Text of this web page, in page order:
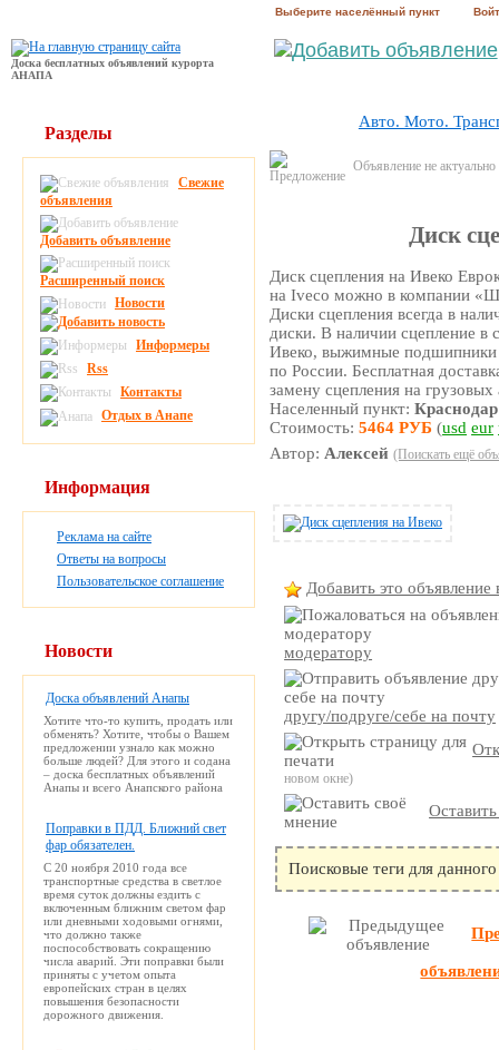
Выберите населённый пункт
Доска бесплатных объявлений курорта
АНАПА
Авто. Мото.
Объявление не
Диск
Диск сцепления на Ивеко
на Iveco можно в компании
Диски сцепления всегда в
диски. В наличии сцепление в
Ивеко, выжимные подшипники
по России. Бесплатная
замену сцепления на
Населенный пункт:Краснодар
Стоимость:5464 РУБ (usd eur
Автор: Алексей (Поискать ещё
Добавить это объявление
модератору
другу/подруге/себе на почту
новом окне)
Поисковые теги для
Разделы
Свежие
объявления
Добавить объявление
Расширенный поиск
Новости
Информеры
Rss
Контакты
Отдых в Анапе
Информация
Реклама на сайте
Ответы на вопросы
Пользовательское соглашение
Новости
Доска объявлений Анапы
Хотите что-то купить, продать или
обменять? Хотите, чтобы о Вашем
предложении узнало как можно
больше людей? Для этого и содана
– доска бесплатных объявлений
Анапы и всего Анапского района
Поправки в ПДД. Ближний свет
фар обязателен.
С 20 ноября 2010 года все
транспортные средства в светлое
время суток должны ездить с
включенным ближним светом фар
или дневными ходовыми огнями,
что должно также
поспособствовать сокращению
числа аварий. Эти поправки были
приняты с учетом опыта
европейских стран в целях
повышения безопасности
дорожного движения.